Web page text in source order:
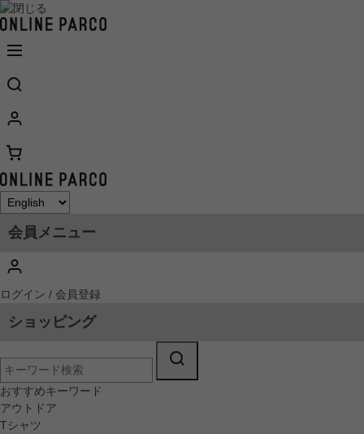
会員メニュー
ログイン / 会員登録
ショッピング
おすすめキーワード
アウトドア
Tシャツ